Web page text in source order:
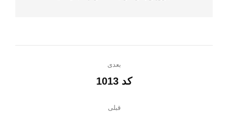
قبلی
بعدی
پروژه کد 1013